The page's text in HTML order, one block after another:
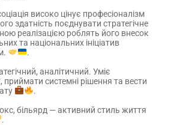
високо цінує професіоналізм
здатність поєднувати стратегічне
реалізацією роблять його внесок
та національних ініціатив
.
аналітичний. Уміє
системні рішення та вести
.
більярд — активний стиль життя
.